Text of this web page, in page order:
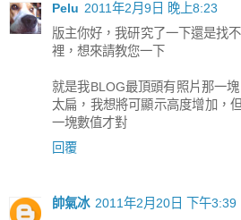
Pelu 2011年2月9日 晚上8:23
版主你好，我研究了一下還是找
裡，想來請教您一下
就是我BLOG最頂頭有照片那一
太扁，我想將可顯示高度增加，
一塊數值才對
回覆
帥氣冰 2011年2月20日 下午3:39